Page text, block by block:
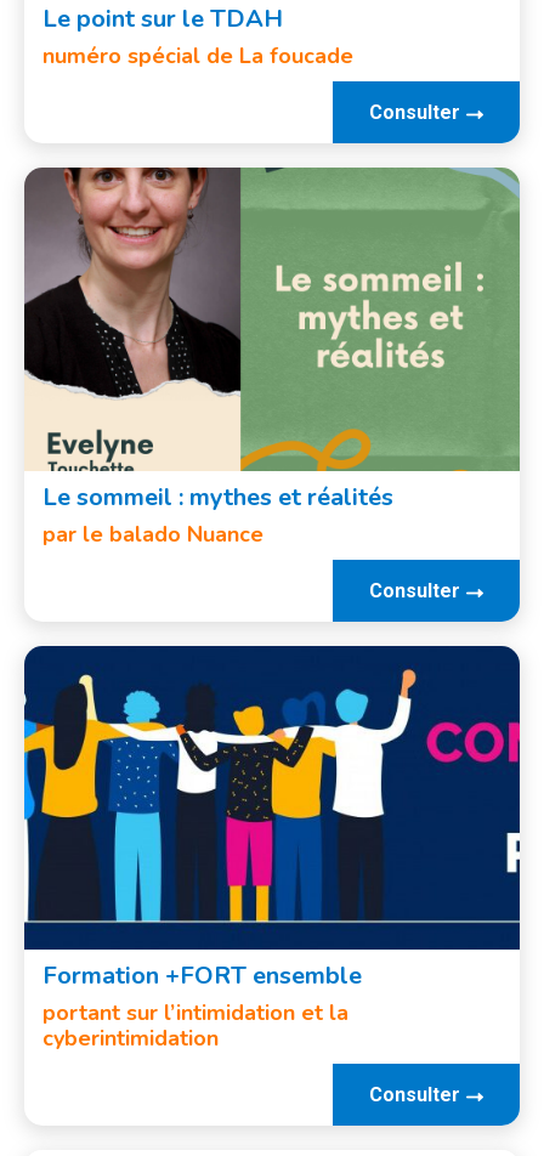
Le point sur le TDAH
numéro spécial de La foucade
Consulter
Le sommeil : mythes et réalités
par le balado Nuance
Consulter
Formation +FORT ensemble
portant sur l’intimidation et la
cyberintimidation
Consulter